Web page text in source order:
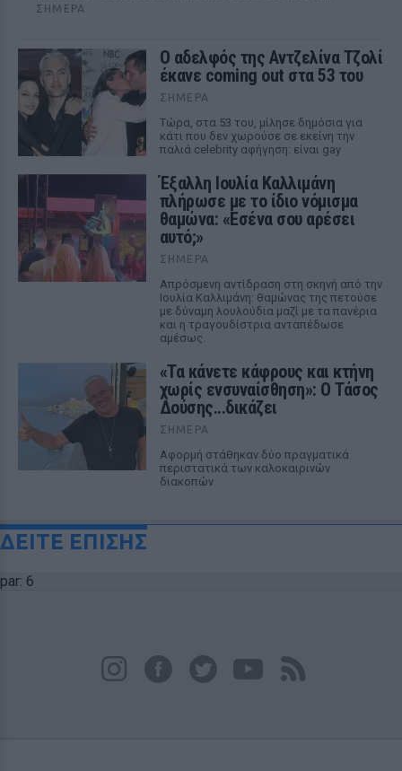
ΣΉΜΕΡΑ
Ο αδελφός της Αντζελίνα Τζολί
έκανε coming out στα 53 του
ΣΉΜΕΡΑ
Τώρα, στα 53 του, μίλησε δημόσια για
κάτι που δεν χωρούσε σε εκείνη την
παλιά celebrity αφήγηση: είναι gay
Έξαλλη Ιουλία Καλλιμάνη
πλήρωσε με το ίδιο νόμισμα
θαμώνα: «Εσένα σου αρέσει
αυτό;»
ΣΉΜΕΡΑ
Απρόσμενη αντίδραση στη σκηνή από την
Ιουλία Καλλιμάνη: θαμώνας της πετούσε
με δύναμη λουλούδια μαζί με τα πανέρια
και η τραγουδίστρια ανταπέδωσε
αμέσως.
«Τα κάνετε κάφρους και κτήνη
χωρίς ενσυναίσθηση»: Ο Τάσος
Δούσης...δικάζει
ΣΉΜΕΡΑ
Αφορμή στάθηκαν δύο πραγματικά
περιστατικά των καλοκαιρινών
διακοπών
ΔΕΙΤΕ ΕΠΙΣΗΣ
par: 6